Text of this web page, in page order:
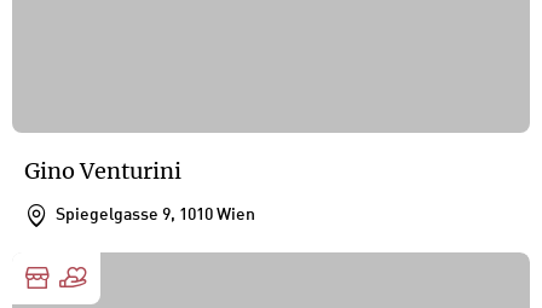
Gino Venturini
Spiegelgasse 9, 1010 Wien